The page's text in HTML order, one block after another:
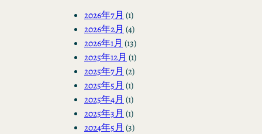
2026年7月 (1)
2026年2月 (4)
2026年1月 (13)
2025年12月 (1)
2025年7月 (2)
2025年5月 (1)
2025年4月 (1)
2025年3月 (1)
2024年5月 (3)